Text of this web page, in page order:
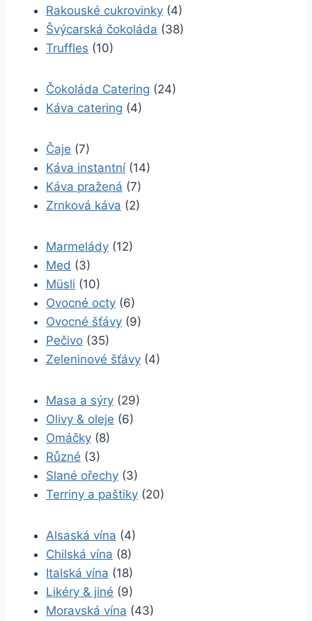
Rakouské cukrovinky (4)
Švýcarská čokoláda (38)
Truffles (10)
Čokoláda Catering (24)
Káva catering (4)
Čaje (7)
Káva instantní (14)
Káva pražená (7)
Zrnková káva (2)
Marmelády (12)
Med (3)
Müsli (10)
Ovocné octy (6)
Ovocné šťávy (9)
Pečivo (35)
Zeleninové šťávy (4)
Masa a sýry (29)
Olivy & oleje (6)
Omáčky (8)
Různé (3)
Slané ořechy (3)
Terriny a paštiky (20)
Alsaská vína (4)
Chilská vína (8)
Italská vína (18)
Likéry & jiné (9)
Moravská vína (43)